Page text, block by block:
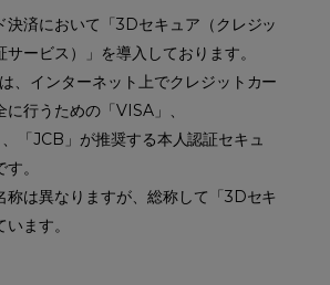
決済において「3Dセキュア（クレジッ
サービス）」を導入しております。
、インターネット上でクレジットカー
に行うための「VISA」、
「JCB」が推奨する本人認証セキュ
。
称は異なりますが、総称して「3Dセキ
ます。